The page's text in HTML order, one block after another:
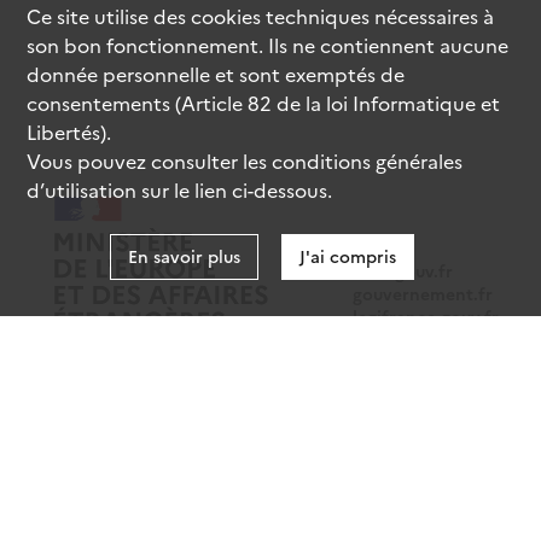
data.gouv.fr
legifrance.gouv.fr
Ce site utilise descookiestechniques nécessaires à
son bon fonctionnement. Ils ne contiennent aucune
donnée personnelle et sont exemptés de
consentements (Article 82 de la loi Informatique et
Libertés).
Vous pouvez consulter les conditions générales
d’utilisation sur le lien ci-dessous.
En savoir plus J'ai compris